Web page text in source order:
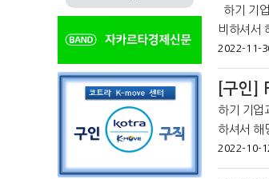
비하셔서 해당 연
라인 커뮤
2022-11-
[구인]
하기 기업
하셔서
인 커뮤니
2022-10-